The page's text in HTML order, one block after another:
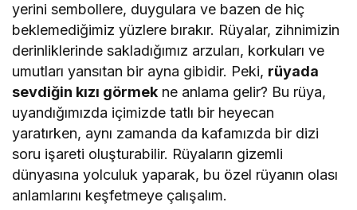
yerini sembollere, duygulara ve bazen de hiç
beklemediğimiz yüzlere bırakır. Rüyalar, zihnimizin
derinliklerinde sakladığımız arzuları, korkuları ve
umutları yansıtan bir ayna gibidir. Peki, rüyada
sevdiğin kızı görmek ne anlama gelir? Bu rüya,
uyandığımızda içimizde tatlı bir heyecan
yaratırken, aynı zamanda da kafamızda bir dizi
soru işareti oluşturabilir. Rüyaların gizemli
dünyasına yolculuk yaparak, bu özel rüyanın olası
anlamlarını keşfetmeye çalışalım.